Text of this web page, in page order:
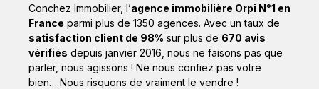
Conchez Immobilier, l’agence immobilière Orpi N°1 en
France parmi plus de 1350 agences. Avec un taux de
satisfaction client de 98% sur plus de 670 avis
vérifiés depuis janvier 2016, nous ne faisons pas que
parler, nous agissons ! Ne nous confiez pas votre
bien… Nous risquons de vraiment le vendre !